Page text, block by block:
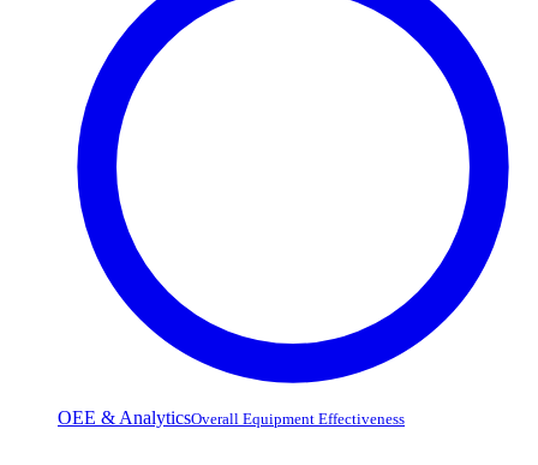
OEE & AnalyticsOverall Equipment Effectiveness